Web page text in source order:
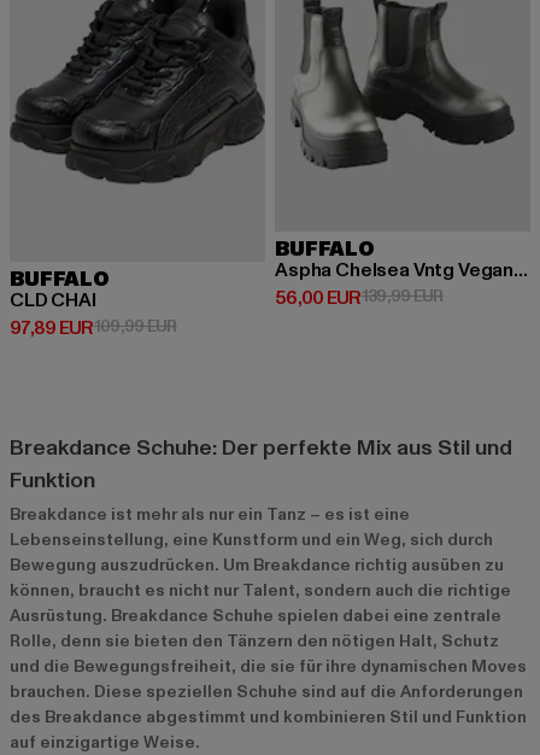
BUFFALO
CLD CHAI
97,89 EUR
Derzeitiger Preis: 97,89 EUR
109,99 EURAktionspreis: 109,99 EUR
BUFFALO
Aspha Chelsea Vntg Vegan Nappa
56,00 EUR
Derzeitiger Preis: 56,00 EUR
139,99 EURAktionspreis:
Breakdance Schuhe: Der perfekte Mix aus Stil und
Funktion
Breakdance ist mehr als nur ein Tanz – es ist eine
Lebenseinstellung, eine Kunstform und ein Weg, sich durch
Bewegung auszudrücken. Um Breakdance richtig ausüben zu
können, braucht es nicht nur Talent, sondern auch die richtige
Ausrüstung. Breakdance Schuhe spielen dabei eine zentrale
Rolle, denn sie bieten den Tänzern den nötigen Halt, Schutz
und die Bewegungsfreiheit, die sie für ihre dynamischen Moves
brauchen. Diese speziellen Schuhe sind auf die Anforderungen
des Breakdance abgestimmt und kombinieren Stil und Funktion
auf einzigartige Weise.